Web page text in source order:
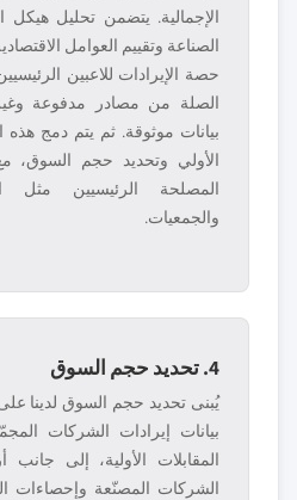
الإجمالية. يتضمن تحليل هيكل
الصناعة وتقييم العوامل
حصة الإيرادات للاعبين
الصلة من مصادر مدفوعة
بيانات موثوقة. ثم يتم دمج
الأولي وتحديد حجم
المصلحة الرئيسيين مثل
والجمعيات.
4. تحديد حجم السوق
يُبنى تحديد حجم السوق لدينا
بيانات إيرادات الشركات
المقابلات الأولية، إلى
الشركات المصنّعة وإحصاءات